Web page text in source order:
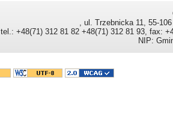
, ul. Trzebnicka 11, 55-
tel.: +48(71) 312 81 82 +48(71) 312 81 93, fax:
NIP: